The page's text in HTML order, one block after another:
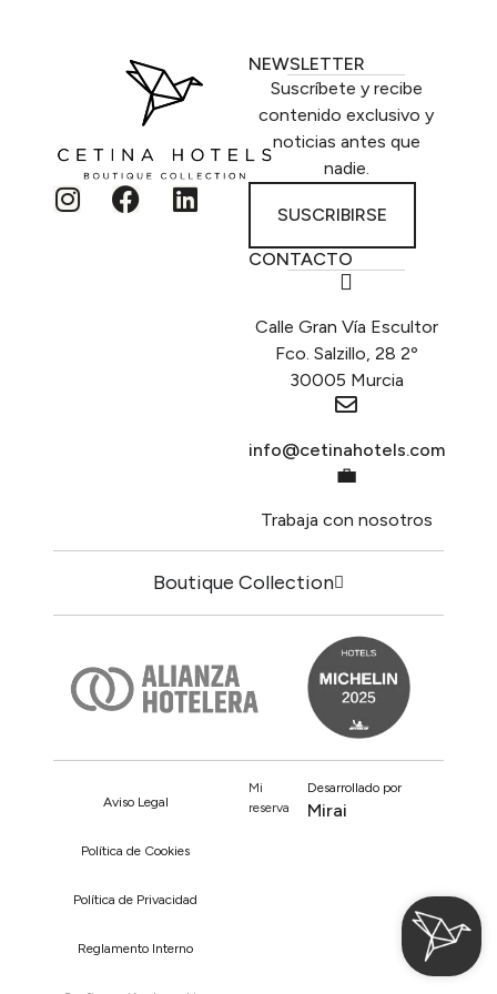
NEWSLETTER
Suscríbete y recibe
contenido exclusivo y
noticias antes que
nadie.
SUSCRIBIRSE
CONTACTO
Calle Gran Vía Escultor
Fco. Salzillo, 28 2º
30005 Murcia
info@cetinahotels.com
Trabaja con nosotros
Boutique Collection
Aviso Legal
Política de Cookies
Política de Privacidad
Reglamento Interno
Mi
reserva
Desarrollado por
Mirai